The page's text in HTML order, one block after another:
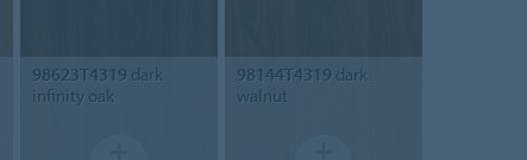
98623T4319 dark
infinity oak
98144T4319 dark
walnut